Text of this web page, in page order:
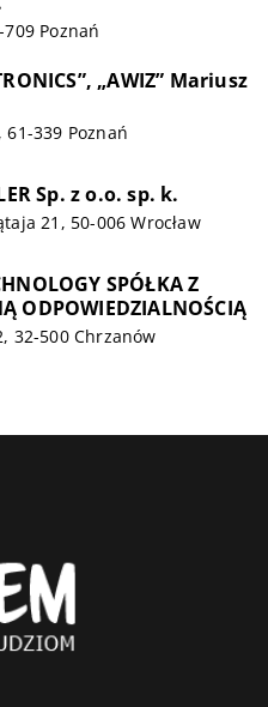
Poznań
„AWIZ” Mariusz
339 Poznań
Sp. z o.o. sp. k.
21, 50-006 Wrocław
SPÓŁKA Z
ODPOWIEDZIALNOŚCIĄ
32-500 Chrzanów